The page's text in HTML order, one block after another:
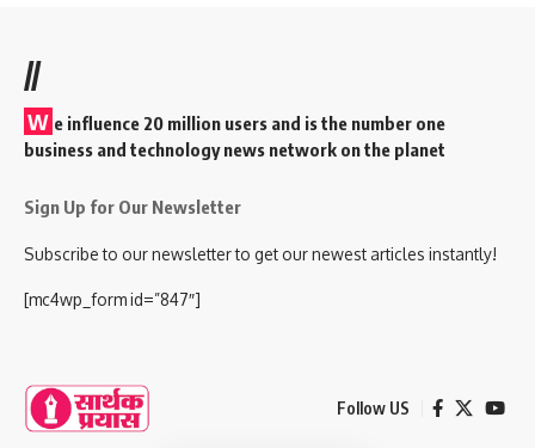
//
W e influence 20 million users and is the number one
business and technology news network on the planet
Sign Up for Our Newsletter
Subscribe to our newsletter to get our newest articles instantly!
[mc4wp_form id=”847″]
Follow US